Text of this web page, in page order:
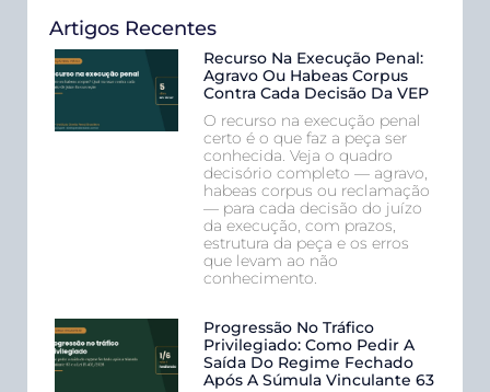
Artigos Recentes
Recurso Na Execução Penal:
Agravo Ou Habeas Corpus
Contra Cada Decisão Da VEP
O recurso na execução penal
certo é o que faz a peça ser
conhecida. Veja o quadro
decisório completo — agravo,
habeas corpus ou reclamação
— para cada decisão do juízo
da execução, com prazos,
estrutura da peça e os erros
que levam ao não
conhecimento.
Progressão No Tráfico
Privilegiado: Como Pedir A
Saída Do Regime Fechado
Após A Súmula Vinculante 63